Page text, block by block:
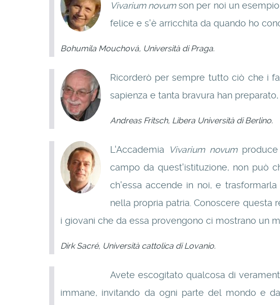
Vivarium novumson per noi un
felice e s'è arricchita da quando ho
Bohumila Mouchová, Università di Praga.
Ricorderò per sempre tutto ciò che i
sapienza e tanta bravura han
Andreas Fritsch, Libera Università di Berlino.
L'Accademia Vivarium novumproduce
campo da quest'istituzione, non può
ch'essa accende in noi, e
nella propria patria. Conoscere questa
i giovani che da essa provengono ci mostrano un
Dirk Sacré, Università cattolica di Lovanio.
Avete escogitato qualcosa di
immane, invitando da ogni parte del mondo e